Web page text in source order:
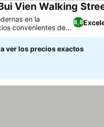
Vien Walking
8,8
en la
convenientes de
ver los precios exactos